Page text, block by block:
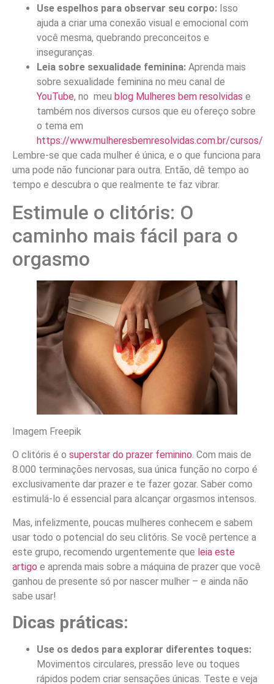
Use espelhos para observar seu corpo: Isso
ajuda a criar uma conexão visual e emocional com
você mesma, quebrando preconceitos e
inseguranças.
Leia sobre sexualidade feminina: Aprenda mais
sobre sexualidade feminina no meu canal de
YouTube, no meu blog Mulheres bem resolvidas e
também nos diversos cursos que eu ofereço sobre
o tema em
https://www.mulheresbemresolvidas.com.br/cursos/
Lembre-se que cada mulher é única, e o que funciona para
uma pode não funcionar para outra. Então, dê tempo ao
tempo e descubra o que realmente te faz vibrar.
Estimule o clitóris: O
caminho mais fácil para o
orgasmo
Imagem Freepik
O clitóris é o superstar do prazer feminino. Com mais de
8.000 terminações nervosas, sua única função no corpo é
exclusivamente dar prazer e te fazer gozar. Saber como
estimulá-lo é essencial para alcançar orgasmos intensos.
Mas, infelizmente, poucas mulheres conhecem e sabem
usar todo o potencial do seu clitóris. Se você pertence a
este grupo, recomendo urgentemente que leia este
artigo e aprenda mais sobre a máquina de prazer que você
ganhou de presente só por nascer mulher – e ainda não
sabe usar!
Dicas práticas:
Use os dedos para explorar diferentes toques:
Movimentos circulares, pressão leve ou toques
rápidos podem criar sensações únicas. Teste e veja